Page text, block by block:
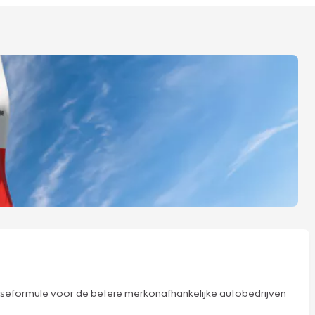
voor de betere merkonafhankelijke autobedrijven